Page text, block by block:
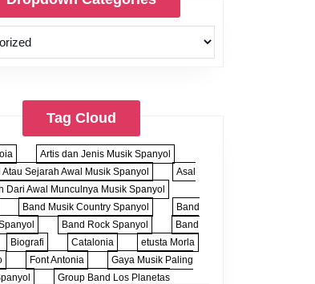
Tag Cloud
Artis dan Jenis Musik Spanyol
Sejarah Awal Musik Spanyol
Asal
Dari Awal Munculnya Musik Spanyol
Band Musik Country Spanyol
Band
Band Rock Spanyol
Band
Biografi Catalonia
etusta Morla
Font Antonia
Gaya Musik Paling
Group Band Los Planetas